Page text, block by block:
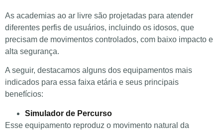
As academias ao ar livre são projetadas para atender
diferentes perfis de usuários, incluindo os idosos, que
precisam de movimentos controlados, com baixo impacto e
alta segurança.
A seguir, destacamos alguns dos equipamentos mais
indicados para essa faixa etária e seus principais
benefícios:
Simulador de Percurso
Esse equipamento reproduz o movimento natural da